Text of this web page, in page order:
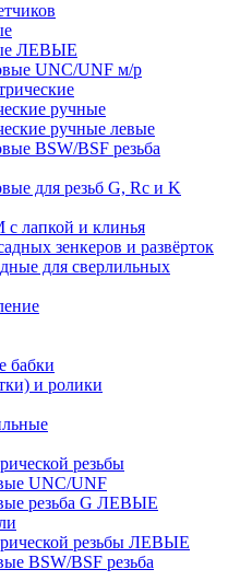
ЛЕВЫЕ
UNC/UNF м/р
ручные
ручные левые
BSW/BSF резьба
для резьб G, Rc и K
лапкой и клинья
зенкеров и развёрток
для сверлильных
бабки
и ролики
резьбы
UNC/UNF
резьба G ЛЕВЫЕ
резьбы ЛЕВЫЕ
BSW/BSF резьба